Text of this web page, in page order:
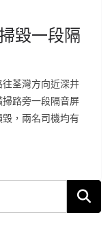
毀一段隔
荃灣方向近深井
路旁一段隔音屏
，兩名司機均有